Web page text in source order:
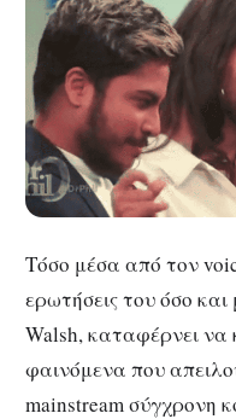
Τόσο μέσα από τον
ερωτήσεις του όσο
Walsh, καταφέρνει να
φαινόμενα που
mainstream σύγχρονη